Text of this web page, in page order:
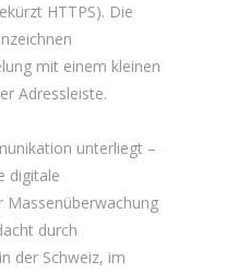
HTTPS). Die
mit einem kleinen
Adressleiste.
unterliegt –
digitale
Massenüberwachung
durch
der Schweiz, im